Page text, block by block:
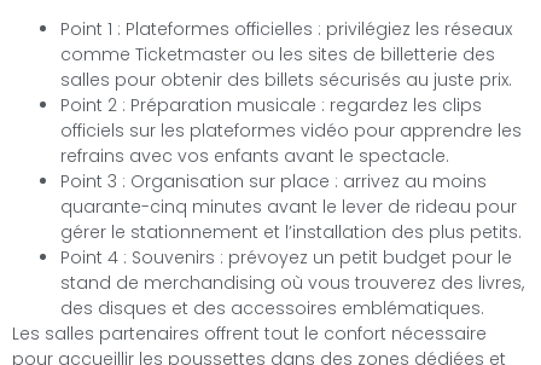
Point 1 : Plateformes officielles : privilégiez les réseaux
comme Ticketmaster ou les sites de billetterie des
salles pour obtenir des billets sécurisés au juste prix.
Point 2 : Préparation musicale : regardez les clips
officiels sur les plateformes vidéo pour apprendre les
refrains avec vos enfants avant le spectacle.
Point 3 : Organisation sur place : arrivez au moins
quarante-cinq minutes avant le lever de rideau pour
gérer le stationnement et l’installation des plus petits.
Point 4 : Souvenirs : prévoyez un petit budget pour le
stand de merchandising où vous trouverez des livres,
des disques et des accessoires emblématiques.
Les salles partenaires offrent tout le confort nécessaire
pour accueillir les poussettes dans des zones dédiées et